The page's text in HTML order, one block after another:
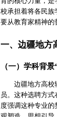
校承担着将各民族
要从教育家精神的
一、边疆地方
（一）学科背
边疆地方高校
员。这种选聘方
度强调这种专业